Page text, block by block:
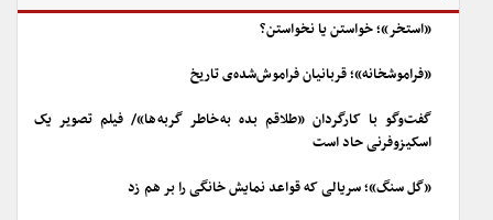
«استخر»؛ خواستن یا نخواستن؟
«فراموشخانه»؛ قربانیان فراموش‌شده‌ی تاریخ
گفت‌وگو با کارگردان «طلاقم بده به خاطر گربه ها»/ فیلم تصویر یک
اسکیزوفرنی حاد است
«گل سنگ»؛ سریالی که قواعد نمایش خانگی را بر هم زد